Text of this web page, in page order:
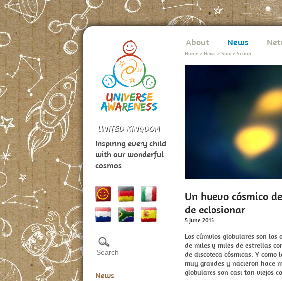
Inspiring every child
with our wonderful
cosmos
News
About News
Home > News > Space Scoop
Un huevo cósmico
de eclosionar
5 June 2015
Los cúmulos globulares son los
de miles y miles de estrellas
de discoteca cósmicas. Y
muy grandes y nacieron hace
globulares son casi tan viejos